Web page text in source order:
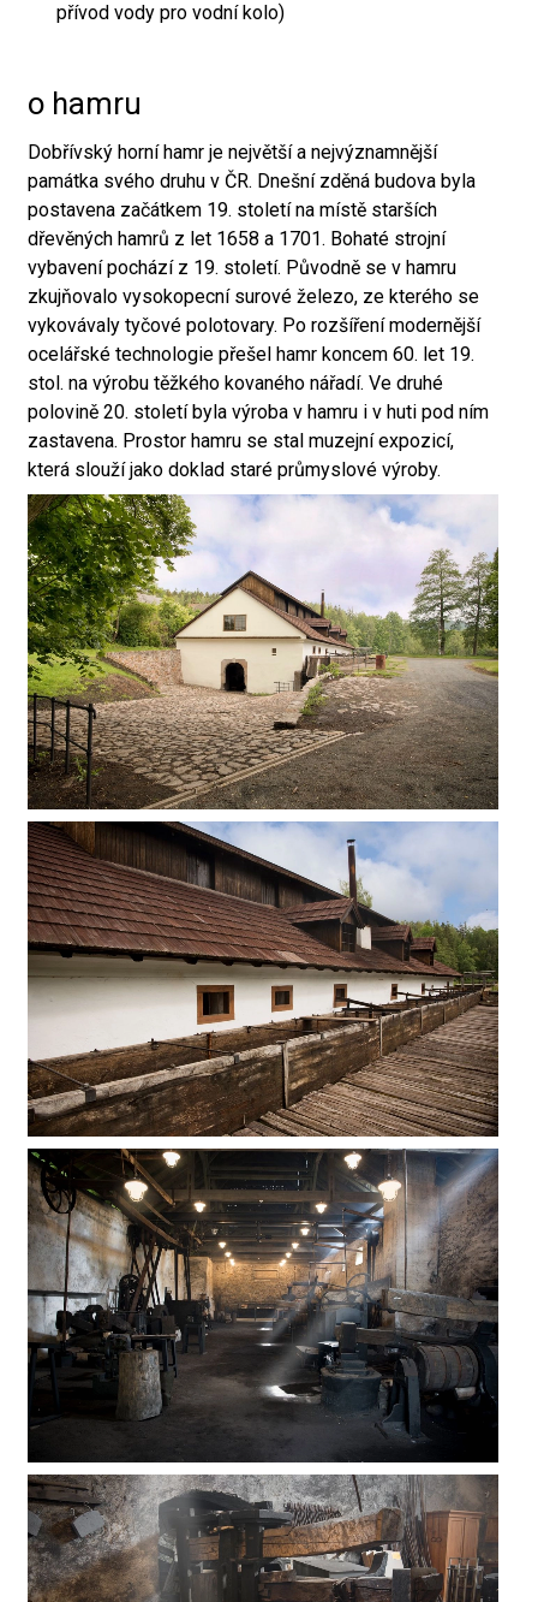
přívod vody pro vodní kolo)
o hamru
Dobřívský horní hamr je největší a nejvýznamnější
památka svého druhu v ČR. Dnešní zděná budova byla
postavena začátkem 19. století na místě starších
dřevěných hamrů z let 1658 a 1701. Bohaté strojní
vybavení pochází z 19. století. Původně se v hamru
zkujňovalo vysokopecní surové železo, ze kterého se
vykovávaly tyčové polotovary. Po rozšíření modernější
ocelářské technologie přešel hamr koncem 60. let 19.
stol. na výrobu těžkého kovaného nářadí. Ve druhé
polovině 20. století byla výroba v hamru i v huti pod ním
zastavena. Prostor hamru se stal muzejní expozicí,
která slouží jako doklad staré průmyslové výroby.